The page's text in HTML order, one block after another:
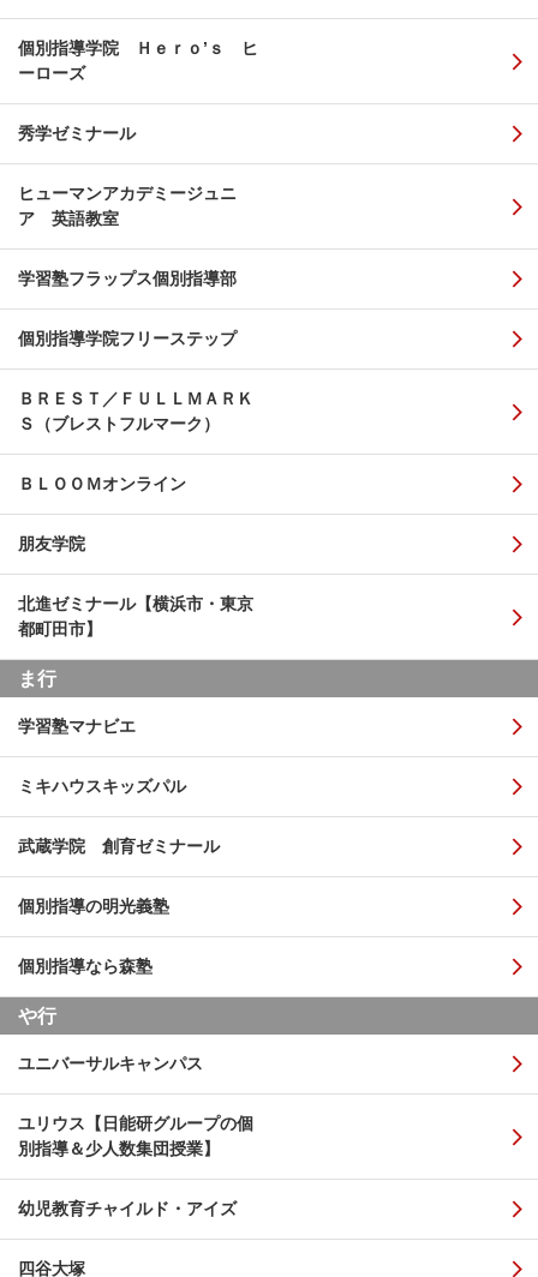
個別指導学院 Ｈｅｒｏ’ｓ ヒ
ーローズ
秀学ゼミナール
ヒューマンアカデミージュニ
ア 英語教室
学習塾フラップス個別指導部
個別指導学院フリーステップ
ＢＲＥＳＴ／ＦＵＬＬＭＡＲＫ
Ｓ（ブレストフルマーク）
ＢＬＯＯＭオンライン
朋友学院
北進ゼミナール【横浜市・東京
都町田市】
ま行
学習塾マナビエ
ミキハウスキッズパル
武蔵学院 創育ゼミナール
個別指導の明光義塾
個別指導なら森塾
や行
ユニバーサルキャンパス
ユリウス【日能研グループの個
別指導＆少人数集団授業】
幼児教育チャイルド・アイズ
四谷大塚